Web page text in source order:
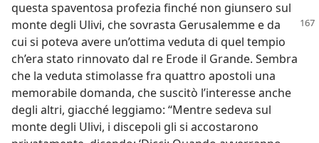
questa spaventosa profezia finché non giunsero sul
monte degli Ulivi, che sovrasta Gerusalemme e da
cui si poteva avere un’ottima veduta di quel tempio
ch’era stato rinnovato dal re Erode il Grande. Sembra
che la veduta stimolasse fra quattro apostoli una
memorabile domanda, che suscitò l’interesse anche
degli altri, giacché leggiamo: “Mentre sedeva sul
monte degli Ulivi, i discepoli gli si accostarono